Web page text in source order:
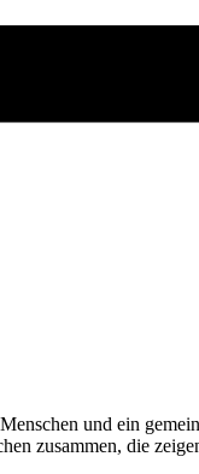
und ein
zusammen, die